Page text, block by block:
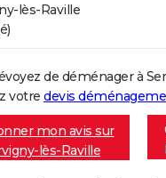
lès-Raville
de déménager à
votre devis
mon avis sur
lès-Raville